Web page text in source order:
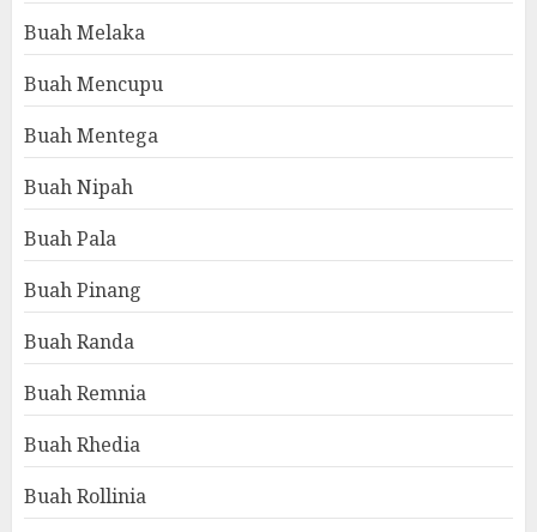
Buah Melaka
Buah Mencupu
Buah Mentega
Buah Nipah
Buah Pala
Buah Pinang
Buah Randa
Buah Remnia
Buah Rhedia
Buah Rollinia